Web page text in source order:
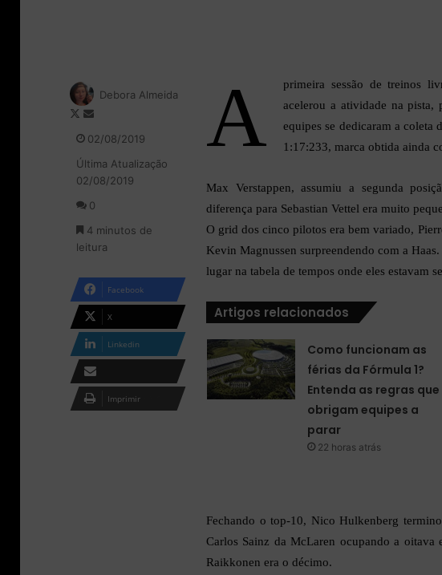
A
primeira sessão de treinos
acelerou a atividade na pista,
equipes se dedicaram a coleta
1:17:233, marca obtida ainda
Max Verstappen, assumiu a segunda
diferença para Sebastian Vettel era muito
O grid dos cinco pilotos era bem variado,
Kevin Magnussen surpreendendo com a
lugar na tabela de tempos onde eles estavam
Artigos relacionados
Como funcionam as
férias da Fórmula 1?
Entenda as regras que
obrigam equipes a
parar
22 horas atrás
Fechando o top-10, Nico Hulkenberg
Carlos Sainz da McLaren ocupando a oitava
Raikkonen era o décimo.
Debora Almeida
F
l
o
n
X
d
e
e
-
i
l
02/08/2019
Última Atualização
02/08/2019
0
4 minutos de
leitura
Facebook
X
Linkedin
Compartilhar via e-
mail
Imprimir